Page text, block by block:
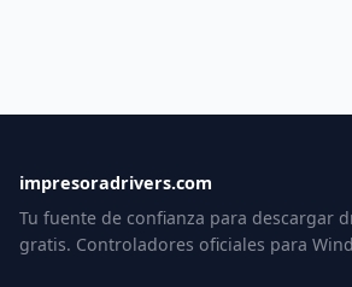
impresoradrivers.com
Tu fuente de confianza para descargar
gratis. Controladores oficiales para